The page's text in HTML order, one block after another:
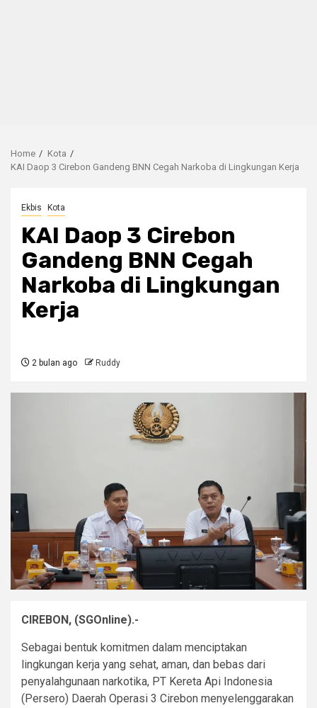
Home
Kota
KAI Daop 3 Cirebon Gandeng BNN Cegah Narkoba di Lingkungan Kerja
Ekbis Kota
KAI Daop 3 Cirebon
Gandeng BNN Cegah
Narkoba di Lingkungan
Kerja
2 bulan ago Ruddy
CIREBON, (SGOnline).-
Sebagai bentuk komitmen dalam menciptakan
lingkungan kerja yang sehat, aman, dan bebas dari
penyalahgunaan narkotika, PT Kereta Api Indonesia
(Persero) Daerah Operasi 3 Cirebon menyelenggarakan